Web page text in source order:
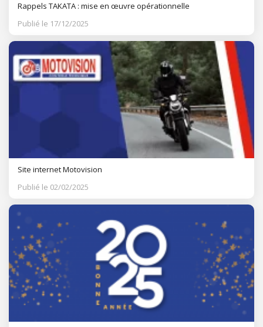
Rappels TAKATA : mise en œuvre opérationnelle
Publié le 17/12/2025
Site internet Motovision
Publié le 02/02/2025